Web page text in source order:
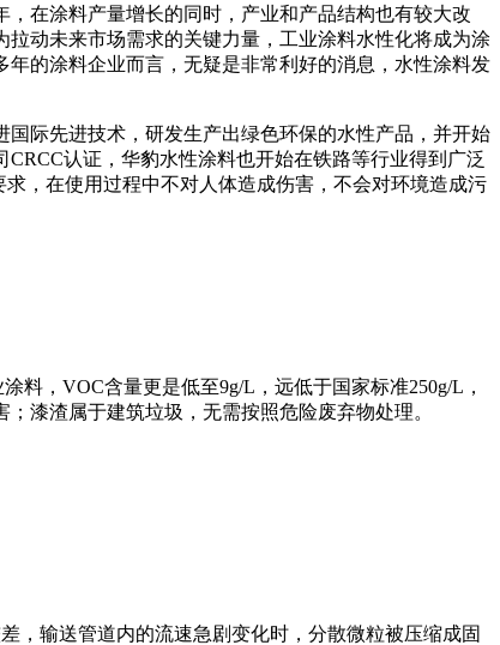
在涂料产量增长的同时，产业和产品结构也有较大改
动未来市场需求的关键力量，工业涂料水性化将成为涂
的涂料企业而言，无疑是非常利好的消息，水性涂料发
际先进技术，研发生产出绿色环保的水性产品，并开始
认证，华豹水性涂料也开始在铁路等行业得到广泛
，在使用过程中不对人体造成伤害，不会对环境造成污
料，VOC含量更是低至9g/L，远低于国家标准250g/L，
漆渣属于建筑垃圾，无需按照危险废弃物处理。
，输送管道内的流速急剧变化时，分散微粒被压缩成固